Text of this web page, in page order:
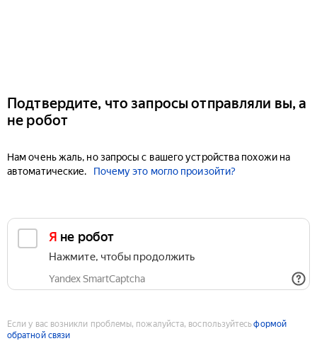
Подтвердите, что запросы отправляли вы, а
не робот
Нам очень жаль, но запросы с вашего устройства похожи на
автоматические.
Почему это могло произойти?
Я не робот
Нажмите, чтобы продолжить
Yandex SmartCaptcha
Если у вас возникли проблемы, пожалуйста, воспользуйтесьформой
обратной связи